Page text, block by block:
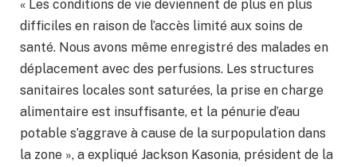
« Les conditions de vie deviennent de plus en plus
difficiles en raison de l’accès limité aux soins de
santé. Nous avons même enregistré des malades en
déplacement avec des perfusions. Les structures
sanitaires locales sont saturées, la prise en charge
alimentaire est insuffisante, et la pénurie d’eau
potable s’aggrave à cause de la surpopulation dans
la zone », a expliqué Jackson Kasonia, président de la